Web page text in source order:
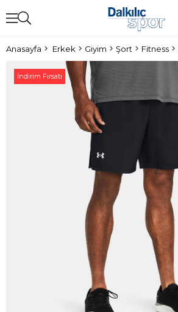
Anasayfa Erkek Giyim Şort Fitness
İndirim Fırsatı